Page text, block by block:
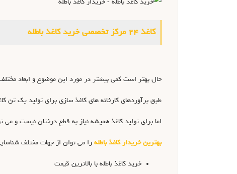
کاغذ ۲۴ مرکز تخصصی خرید کاغذ باطله
حال بهتر است کمی بیشتر در مورد این موضوع و ابعاد
طبق برآوردهای کارخانه های کاغذ سازی برای تولید یک تن کاغذ نیاز به قطع ۱۷ تا ۱۹ درخت تنومند است که خود حاصل سالیان سال
اما برای تولید کاغذ همیشه نیاز به قطع درختان نیست و می
بهترین خریدار کاغذ باطله را می توان از جهات مختلف
خرید کاغذ باطله با بالاترین قیمت